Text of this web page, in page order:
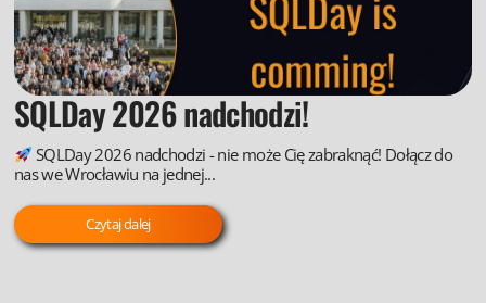
SQLDay 2026 nadchodzi!
SQLDay 2026 nadchodzi - nie może Cię zabraknąć! Dołącz do
nas we Wrocławiu na jednej...
Czytaj dalej